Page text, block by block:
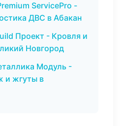
ServicePro -
ДВС в Абакан
Проект - Кровля и
Новгород
Модуль -
и жгуты в